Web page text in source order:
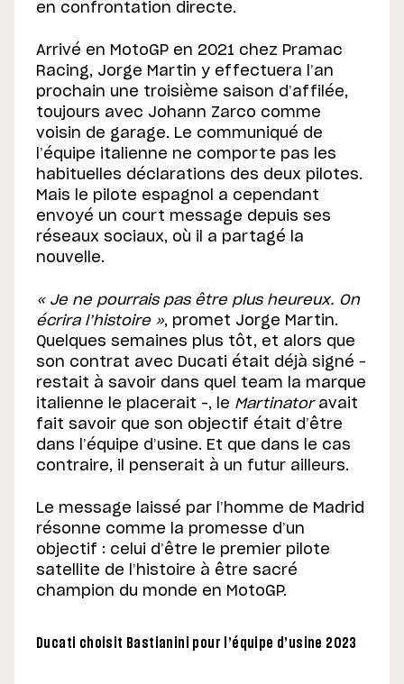
en confrontation directe.
Arrivé en MotoGP en 2021 chez Pramac
Racing, Jorge Martin y effectuera l’an
prochain une troisième saison d’affilée,
toujours avec Johann Zarco comme
voisin de garage. Le communiqué de
l’équipe italienne ne comporte pas les
habituelles déclarations des deux pilotes.
Mais le pilote espagnol a cependant
envoyé un court message depuis ses
réseaux sociaux, où il a partagé la
nouvelle.
« Je ne pourrais pas être plus heureux. On
écrira l’histoire », promet Jorge Martin.
Quelques semaines plus tôt, et alors que
son contrat avec Ducati était déjà signé –
restait à savoir dans quel team la marque
italienne le placerait –, le Martinatoravait
fait savoir que son objectif était d’être
dans l’équipe d’usine. Et que dans le cas
contraire, il penserait à un futur ailleurs.
Le message laissé par l’homme de Madrid
résonne comme la promesse d’un
objectif : celui d’être le premier pilote
satellite de l’histoire à être sacré
champion du monde en MotoGP.
Ducati choisit Bastianini pour l’équipe d’usine 2023